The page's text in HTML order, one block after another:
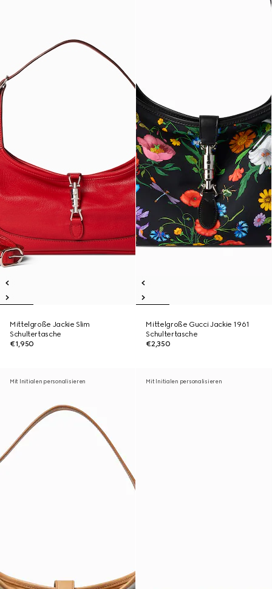
Mittelgroße Jackie Slim
Schultertasche
€1,950
Mittelgroße Gucci Jackie 1961
Schultertasche
€2,350
Mit Initialen personalisieren Mit Initialen personalisieren